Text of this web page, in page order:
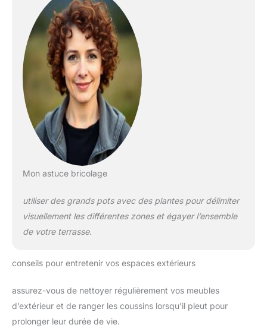
Mon astuce bricolage
utiliser des grands pots avec des plantes pour délimiter
visuellement les différentes zones et égayer l’ensemble
de votre terrasse.
conseils pour entretenir vos espaces extérieurs
assurez-vous de nettoyer régulièrement vos meubles
d’extérieur et de ranger les coussins lorsqu’il pleut pour
prolonger leur durée de vie.